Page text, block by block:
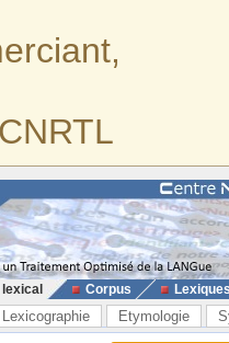
Corpus
Lexicographie Etymologie